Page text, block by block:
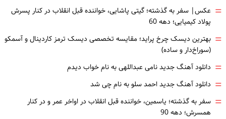
= عکس| سفر به گذشته؛ گیتی پاشایی، خواننده قبل انقلاب در کنار پسرش
پولاد کیمیایی؛ دهه 60
= بهترین دیسک چرخ پراید؛ مقایسه تخصصی دیسک ترمز کاردینال و آسمکو
(سوراخ‌دار و ساده)
= دانلود آهنگ جدید نامی عبداللهی به نام خواب دیدم
= دانلود آهنگ جدید احمد سلو به نام چی شد
= سفر به گذشته؛ یاسمین، خواننده قبل انقلاب در اواخر عمر و در کنار
همسرش؛ دهه 90